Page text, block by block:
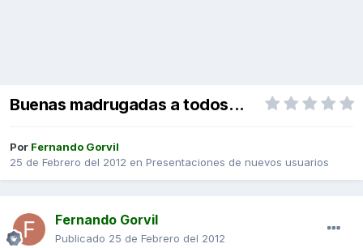
Buenas madrugadas a todos...
Por Fernando Gorvil
25 de Febrero del 2012 en Presentaciones de nuevos usuarios
Fernando Gorvil
Publicado 25 de Febrero del 2012